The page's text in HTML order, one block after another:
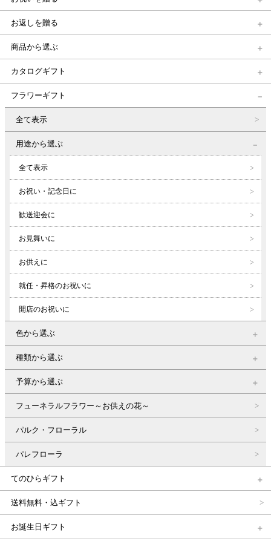
お返しを贈る
商品から選ぶ
カタログギフト
フラワーギフト
全て表示
用途から選ぶ
全て表示
お祝い・記念日に
歓送迎会に
お見舞いに
お供えに
就任・昇格のお祝いに
開店のお祝いに
色から選ぶ
種類から選ぶ
予算から選ぶ
フューネラルフラワー～お供えの花～
パルク・フローラル
パレフローラ
てのひらギフト
送料無料・込ギフト
お誕生日ギフト